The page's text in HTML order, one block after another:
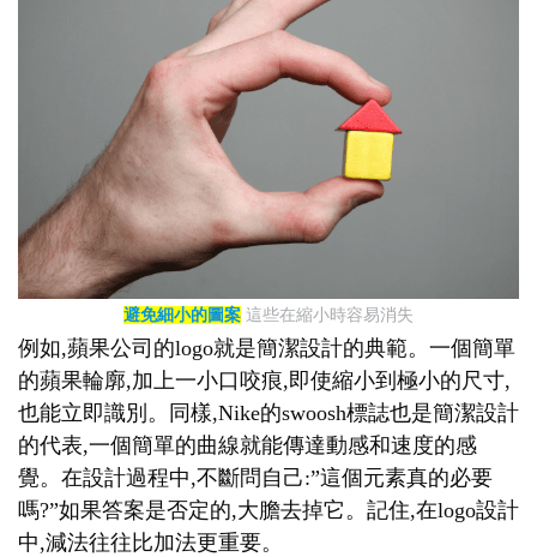
避免細小的圖案 這些在縮小時容易消失
例如,蘋果公司的logo就是簡潔設計的典範。一個簡單
的蘋果輪廓,加上一小口咬痕,即使縮小到極小的尺寸,
也能立即識別。同樣,Nike的swoosh標誌也是簡潔設計
的代表,一個簡單的曲線就能傳達動感和速度的感
覺。在設計過程中,不斷問自己:”這個元素真的必要
嗎?”如果答案是否定的,大膽去掉它。記住,在logo設計
中,減法往往比加法更重要。